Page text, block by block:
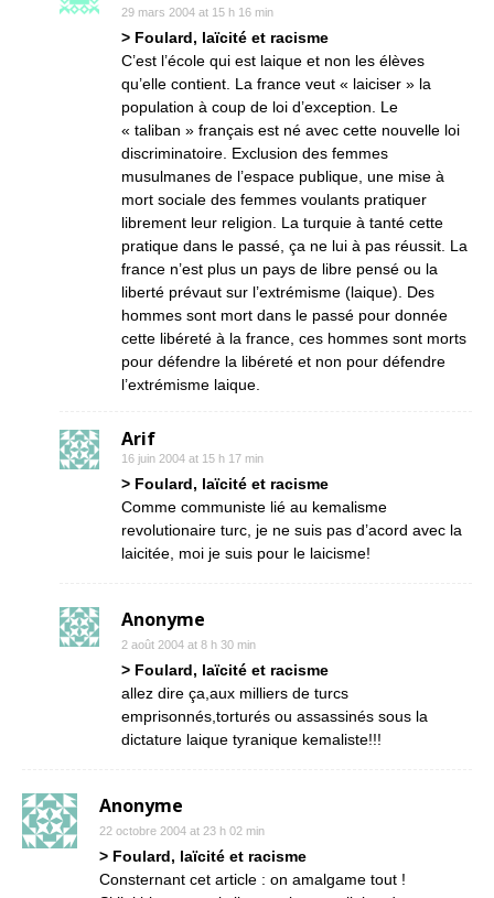
29 mars 2004 at 15 h 16 min
> Foulard, laïcité et racisme
C’est l’école qui est laique et non les élèves
qu’elle contient. La france veut « laiciser » la
population à coup de loi d’exception. Le
« taliban » français est né avec cette nouvelle loi
discriminatoire. Exclusion des femmes
musulmanes de l’espace publique, une mise à
mort sociale des femmes voulants pratiquer
librement leur religion. La turquie à tanté cette
pratique dans le passé, ça ne lui à pas réussit. La
france n’est plus un pays de libre pensé ou la
liberté prévaut sur l’extrémisme (laique). Des
hommes sont mort dans le passé pour donnée
cette libéreté à la france, ces hommes sont morts
pour défendre la libéreté et non pour défendre
l’extrémisme laique.
Arif
16 juin 2004 at 15 h 17 min
> Foulard, laïcité et racisme
Comme communiste lié au kemalisme
revolutionaire turc, je ne suis pas d’acord avec la
laicitée, moi je suis pour le laicisme!
Anonyme
2 août 2004 at 8 h 30 min
> Foulard, laïcité et racisme
allez dire ça,aux milliers de turcs
emprisonnés,torturés ou assassinés sous la
dictature laique tyranique kemaliste!!!
Anonyme
22 octobre 2004 at 23 h 02 min
> Foulard, laïcité et racisme
Consternant cet article : on amalgame tout !